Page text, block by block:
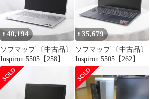
¥40,194
ソフマップ 〔中古品〕
Inspiron 5505【258】
¥35,679
ソフマップ 〔中古品〕
Inspiron 5505【262】